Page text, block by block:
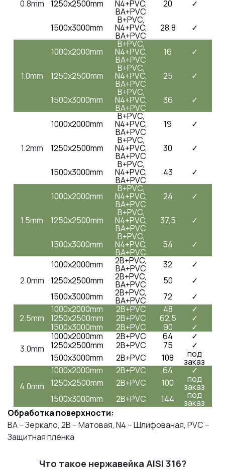
0.8mm 1250x2500mm N4+PVC,
BA+PVC
20 ✓
1500x3000mm
B+PVC,
N4+PVC,
BA+PVC
28,8 ✓
1.0mm
1000x2000mm
B+PVC,
N4+PVC,
BA+PVC
16 ✓
1250x2500mm
B+PVC,
N4+PVC,
BA+PVC
25 ✓
1500x3000mm
B+PVC,
N4+PVC,
BA+PVC
36 ✓
1.2mm
1000x2000mm
B+PVC,
N4+PVC,
BA+PVC
19 ✓
1250x2500mm
B+PVC,
N4+PVC,
BA+PVC
30 ✓
1500x3000mm
B+PVC,
N4+PVC,
BA+PVC
43 ✓
1.5mm
1000x2000mm
B+PVC,
N4+PVC,
BA+PVC
24 ✓
1250x2500mm
B+PVC,
N4+PVC,
BA+PVC
37,5 ✓
1500x3000mm
B+PVC,
N4+PVC,
BA+PVC
54 ✓
2.0mm
1000x2000mm 2B+PVC,
BA+PVC 32
✓
1250x2500mm
2B+PVC,
BA+PVC 50
✓
1500x3000mm
2B+PVC,
BA+PVC 72
✓
2.5mm
1000x2000mm 2B+PVC 48
✓
1250x2500mm
2B+PVC 62,5
✓
1500x3000mm
2B+PVC 90
✓
3.0mm
1000x2000mm 2B+PVC 64
✓
1250x2500mm
2B+PVC 75
✓
1500x3000mm
2B+PVC 108 под
заказ
4.0mm
1000x2000mm 2B+PVC 64
✓
1250x2500mm
2B+PVC 100 под
заказ
1500x3000mm
2B+PVC 144 под
заказ
Обработка поверхности:
BA – Зеркало, 2B – Матовая, N4 – Шлифованая, PVC –
Защитная плёнка
Что такое нержавейка AISI 316?